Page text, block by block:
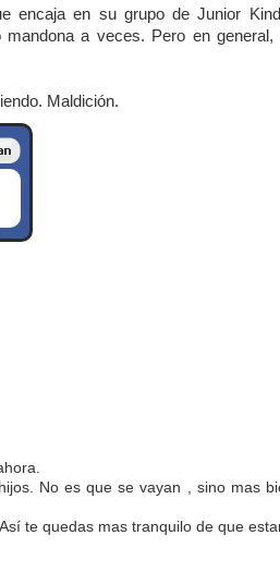
encaja en su grupo de Junior
a veces. Pero en
Maldición.
No es que se vayan , sino mas
te quedas mas tranquilo de que